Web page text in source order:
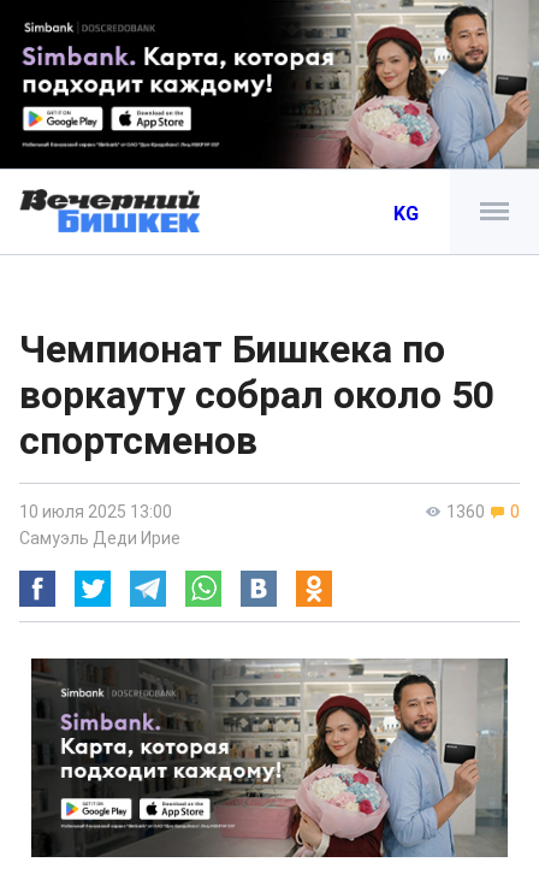
KG
Чемпионат Бишкека по
воркауту собрал около 50
спортсменов
1360 0
10 июля 2025 13:00
Самуэль Деди Ирие